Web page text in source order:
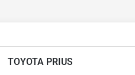
TOYOTA PRIUS